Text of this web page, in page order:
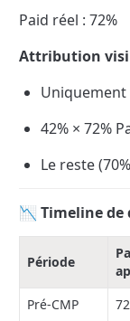
Paid réel : 72%
Attribution
Uniquement
42% × 72%
Le reste
📉 Timeline de
Période
Pré-CMP